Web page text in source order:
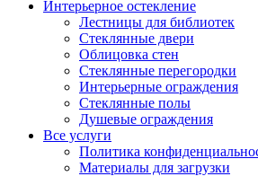
Интерьерное остекление
Лестницы для библиотек
Стеклянные двери
Облицовка стен
Стеклянные перегородки
Интерьерные ограждения
Стеклянные полы
Душевые ограждения
Все услуги
Политика
Материалы для загрузки